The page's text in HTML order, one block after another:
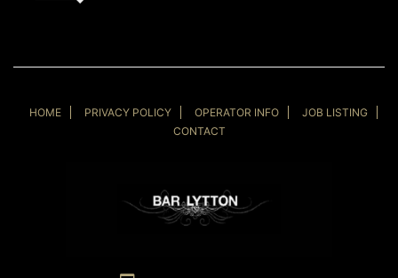
HOME PRIVACY POLICY OPERATOR INFO
JOB LISTING
CONTACT